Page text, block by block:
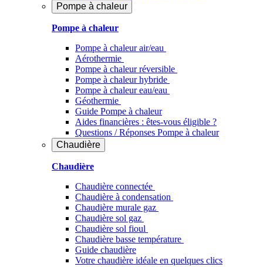
Pompe à chaleur
Pompe à chaleur
Pompe à chaleur air/eau
Aérothermie
Pompe à chaleur réversible
Pompe à chaleur hybride
Pompe à chaleur​ eau/eau
Géothermie
Guide Pompe à chaleur
Aides financières : êtes-vous éligible ?
Questions / Réponses Pompe à chaleur
Chaudière
Chaudière
Chaudière connectée
Chaudière à condensation
Chaudière murale gaz
Chaudière sol gaz
Chaudière sol fioul
Chaudière basse température
Guide chaudière
Votre chaudière idéale en quelques clics